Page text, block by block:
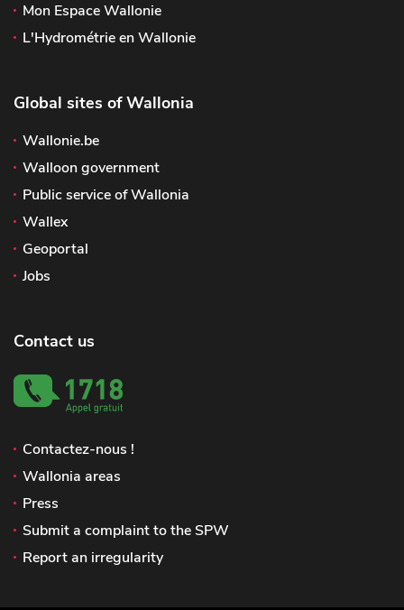
Mon Espace Wallonie
L'Hydrométrie en Wallonie
Global sites of Wallonia
Wallonie.be
Walloon government
Public service of Wallonia
Wallex
Geoportal
Jobs
Contact us
Contactez-nous !
Wallonia areas
Press
Submit a complaint to the SPW
Report an irregularity